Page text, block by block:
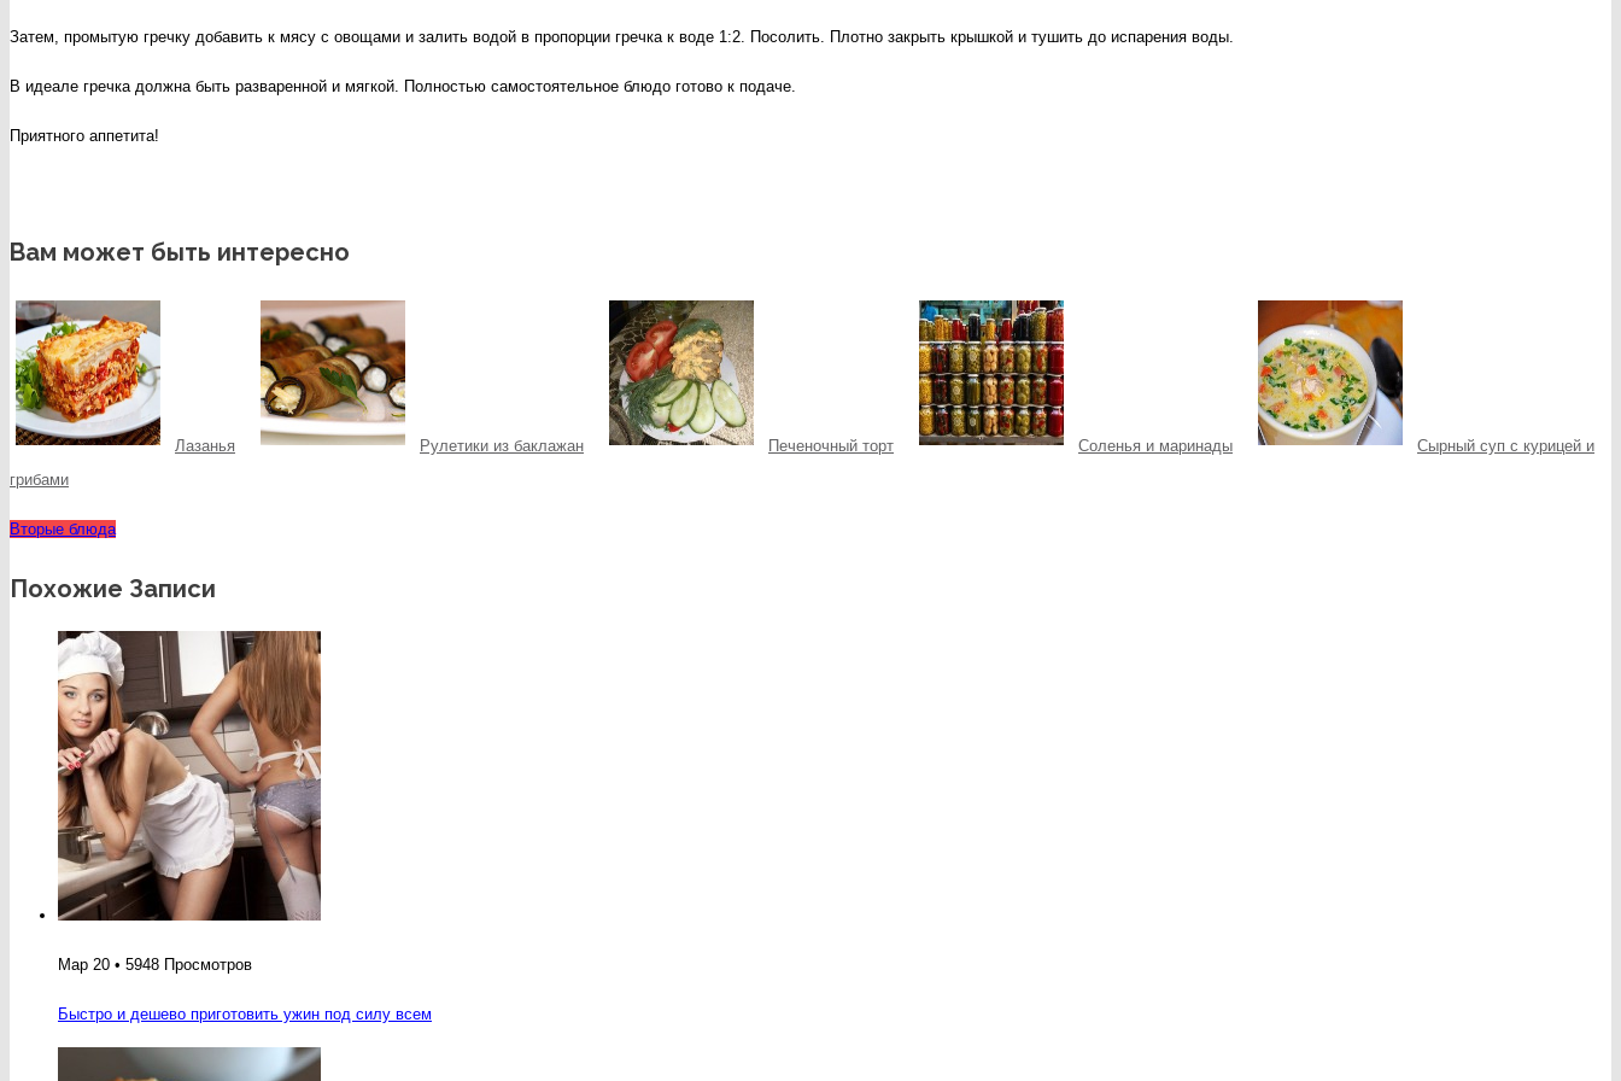
Затем, промытую гречку добавить к мясу с овощами и залить водой в пропорции гречка к воде 1:2. Посолить. Плотно закрыть крышкой и тушить до испарения воды.
В идеале гречка должна быть разваренной и мягкой. Полностью самостоятельное блюдо готово к подаче.
Приятного аппетита!
Вам может быть интересно
Лазанья Рулетики из баклажан Печеночный торт Соленья и маринады
Сырный суп с курицей и
грибами
Вторые блюда
Похожие Записи
Мар 20 • 5948 Просмотров
Быстро и дешево приготовить ужин под силу всем